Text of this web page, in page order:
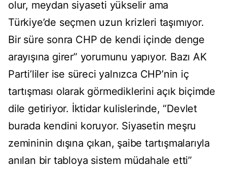
olur, meydan siyaseti yükselir ama
Türkiye’de seçmen uzun krizleri taşımıyor.
Bir süre sonra CHP de kendi içinde denge
arayışına girer” yorumunu yapıyor. Bazı AK
Parti’liler ise süreci yalnızca CHP’nin iç
tartışması olarak görmediklerini açık biçimde
dile getiriyor. İktidar kulislerinde, “Devlet
burada kendini koruyor. Siyasetin meşru
zemininin dışına çıkan, şaibe tartışmalarıyla
anılan bir tabloya sistem müdahale etti”